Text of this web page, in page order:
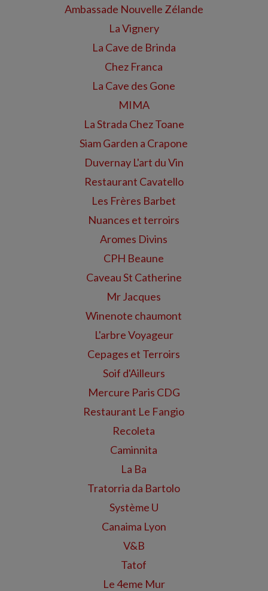
Ambassade Nouvelle Zélande
La Vignery
La Cave de Brinda
Chez Franca
La Cave des Gone
MIMA
La Strada Chez Toane
Siam Garden a Crapone
Duvernay L'art du Vin
Restaurant Cavatello
Les Frères Barbet
Nuances et terroirs
Aromes Divins
CPH Beaune
Caveau St Catherine
Mr Jacques
Winenote chaumont
L'arbre Voyageur
Cepages et Terroirs
Soif d'Ailleurs
Mercure Paris CDG
Restaurant Le Fangio
Recoleta
Caminnita
La Ba
Tratorria da Bartolo
Système U
Canaima Lyon
V&B
Tatof
Le 4eme Mur